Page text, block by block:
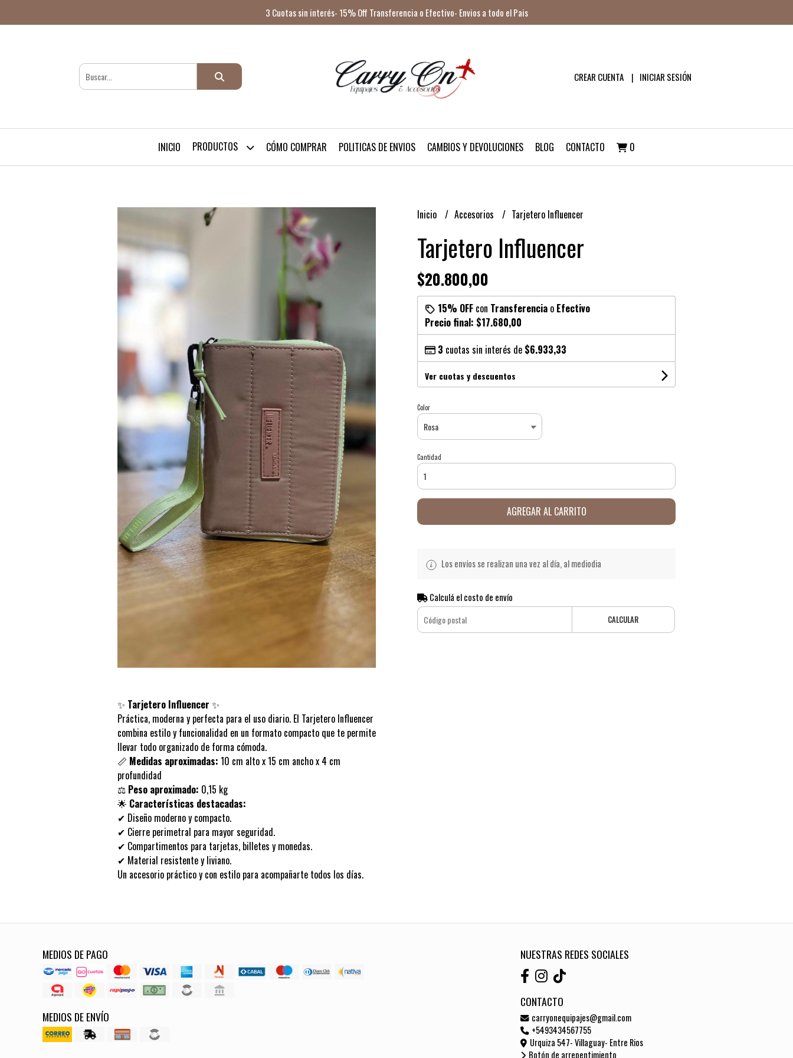
3 Cuotas sin interés- 15% Off Transferencia o Efectivo- Envios a todo el Pais
CREAR CUENTA INICIAR SESIÓN
INICIO PRODUCTOS CÓMO COMPRAR POLITICAS DE ENVIOS CAMBIOS Y DEVOLUCIONES BLOG CONTACTO 0
✨ Tarjetero Influencer ✨
Práctica, moderna y perfecta para el uso diario. El Tarjetero Influencer
combina estilo y funcionalidad en un formato compacto que te permite
llevar todo organizado de forma cómoda.
📏 Medidas aproximadas: 10 cm alto x 15 cm ancho x 4 cm
profundidad
⚖️ Peso aproximado: 0,15 kg
🌟 Características destacadas:
✔ Diseño moderno y compacto.
✔ Cierre perimetral para mayor seguridad.
✔ Compartimentos para tarjetas, billetes y monedas.
✔ Material resistente y liviano.
Un accesorio práctico y con estilo para acompañarte todos los días.
Inicio Accesorios Tarjetero Influencer
Tarjetero Influencer
$20.800,00
15% OFF con Transferencia o Efectivo
Precio final: $17.680,00
3 cuotas sin interés de $6.933,33
Ver cuotas y descuentos
Color
Cantidad
AGREGAR AL CARRITO
Los envíos se realizan una vez al día, al mediodia
Calculá el costo de envío
CALCULAR
MEDIOS DE PAGO
MEDIOS DE ENVÍO
NUESTRAS REDES SOCIALES
CONTACTO
carryonequipajes@gmail.com
+5493434567755
Urquiza 547- Villaguay- Entre Rios
Botón de arrepentimiento